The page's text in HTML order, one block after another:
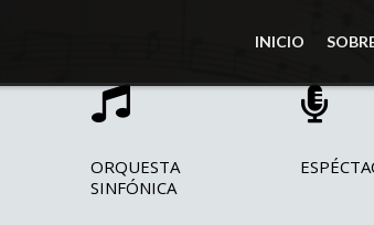
INICIO
ORQUESTA
SINFÓNICA